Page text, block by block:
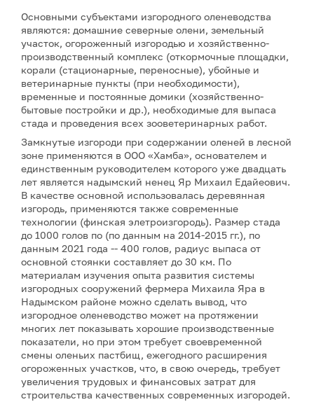
Основными субъектами изгородного оленеводства
являются: домашние северные олени, земельный
участок, огороженный изгородью и хозяйственно-
производственный комплекс (откормочные площадки,
корали (стационарные, переносные), убойные и
ветеринарные пункты (при необходимости),
временные и постоянные домики (хозяйственно-
бытовые постройки и др.), необходимые для выпаса
стада и проведения всех зооветеринарных работ.
Замкнутые изгороди при содержании оленей в лесной
зоне применяются в ООО «Хамба», основателем и
единственным руководителем которого уже двадцать
лет является надымский ненец Яр Михаил Едайеович.
В качестве основной использовалась деревянная
изгородь, применяются также современные
технологии (финская элетроизгородь). Размер стада
до 1000 голов по (по данным на 2014-2015 гг.), по
данным 2021 года -- 400 голов, радиус выпаса от
основной стоянки составляет до 30 км. По
материалам изучения опыта развития системы
изгородных сооружений фермера Михаила Яра в
Надымском районе можно сделать вывод, что
изгородное оленеводство может на протяжении
многих лет показывать хорошие производственные
показатели, но при этом требует своевременной
смены оленьих пастбищ, ежегодного расширения
огороженных участков, что, в свою очередь, требует
увеличения трудовых и финансовых затрат для
строительства качественных современных изгородей.